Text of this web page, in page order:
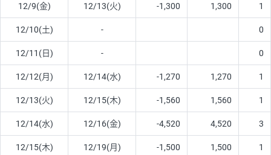
12/9(金) 12/13(火) -1,300 1,300 1
12/10(土) - 0
12/11(日) - 0
12/12(月) 12/14(水) -1,270 1,270 1
12/13(火) 12/15(木) -1,560 1,560 1
12/14(水) 12/16(金) -4,520 4,520 3
12/15(木) 12/19(月) -1,500 1,500 1